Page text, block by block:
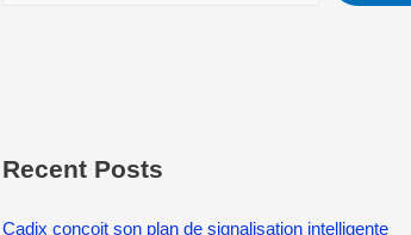
Recent Posts
Cadix conçoit son plan de signalisation intelligente